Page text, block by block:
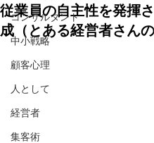
コンサルタント
中小戦略
顧客心理
人として
経営者
集客術
従業員の自主性を発揮
成（とある経営者さんの